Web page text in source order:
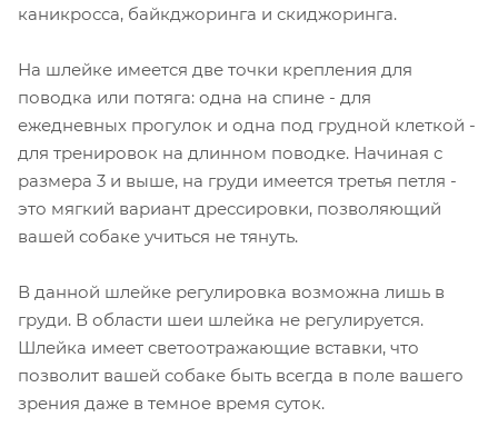
каникросса, байкджоринга и скиджоринга.
На шлейке имеется две точки крепления для
поводка или потяга: одна на спине - для
ежедневных прогулок и одна под грудной клеткой -
для тренировок на длинном поводке. Начиная с
размера 3 и выше, на груди имеется третья петля -
это мягкий вариант дрессировки, позволяющий
вашей собаке учиться не тянуть.
В данной шлейке регулировка возможна лишь в
груди. В области шеи шлейка не регулируется.
Шлейка имеет светоотражающие вставки, что
позволит вашей собаке быть всегда в поле вашего
зрения даже в темное время суток.